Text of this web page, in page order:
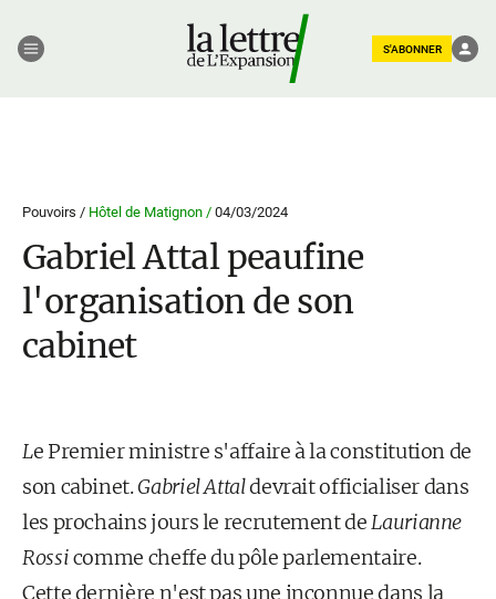
S'ABONNER
Pouvoirs / Hôtel de Matignon / 04/03/2024
Gabriel Attal peaufine
l'organisation de son
cabinet
Le Premier ministre s'affaire à la constitution de
son cabinet.Gabriel Attaldevrait officialiser dans
les prochains jours le recrutement deLaurianne
Rossicomme cheffe du pôle parlementaire.
Cette dernière n'est pas une inconnue dans la